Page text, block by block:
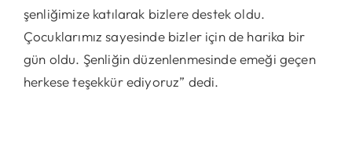
şenliğimize katılarak bizlere destek oldu.
Çocuklarımız sayesinde bizler için de harika bir
gün oldu. Şenliğin düzenlenmesinde emeği geçen
herkese teşekkür ediyoruz” dedi.